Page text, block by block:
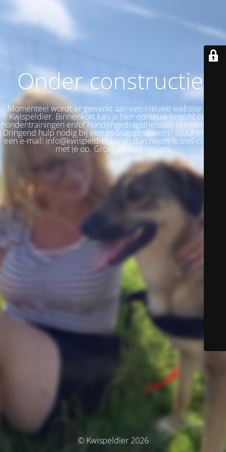
Onder constructie!
Momenteel wordt er gewerkt aan een nieuwe website voor
Kwispeldier. Binnenkort kan je hier opnieuw terecht om je
hondentrainingen en/of hondengedragstherapie te reserveren.
Dringend hulp nodig bij een gedragsprobleem? Stuur me dan
een e-mail: info@kwispeldier.be en dan neem ik snel contact
met je op. Groetjes, Stef Verjans
© Kwispeldier 2026